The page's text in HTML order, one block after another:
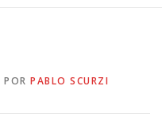
POR PABLO SCURZI